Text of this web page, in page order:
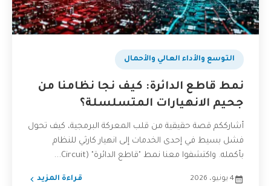
التوسع والأداء العالي والأحمال
نمط قاطع الدائرة: كيف نجا نظامنا من
جحيم الانهيارات المتسلسلة؟
أشارككم قصة حقيقية من قلب المعركة البرمجية، كيف تحول
فشل بسيط في إحدى الخدمات إلى انهيار كارثي للنظام
بأكمله. واكتشفوا معنا نمط "قاطع الدائرة" (Circuit...
4 يونيو، 2026 قراءة المزيد